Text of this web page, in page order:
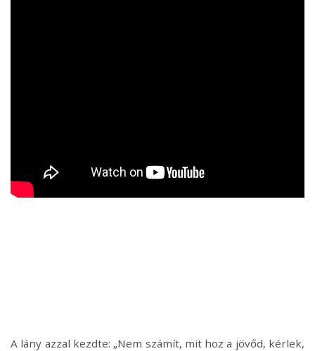
A lány azzal kezdte: „Nem számít, mit hoz a jövőd, kérlek,